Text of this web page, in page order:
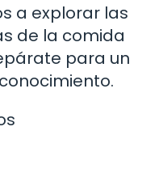
a explorar las
de la comida
para un